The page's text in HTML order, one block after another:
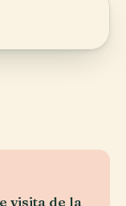
visita de la